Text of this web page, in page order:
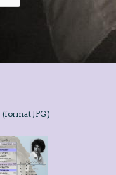
(format JPG)